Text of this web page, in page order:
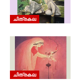
ചിത്രകല
ചിത്രകല